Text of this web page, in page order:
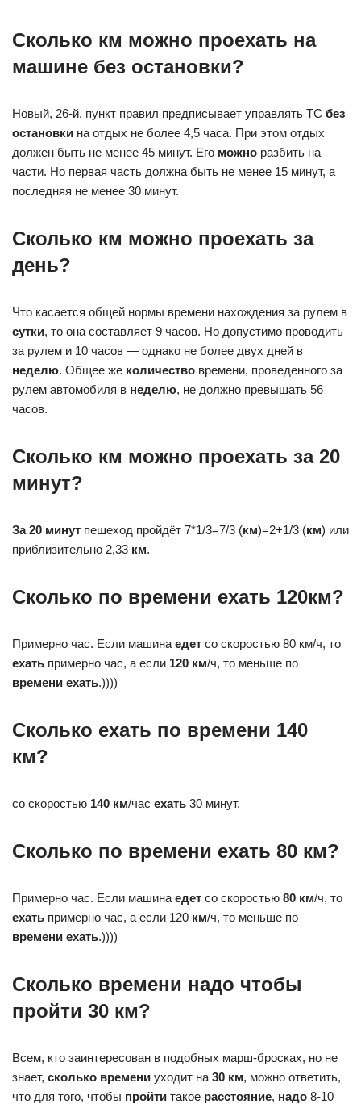
Сколько км можно проехать на
машине без остановки?
Новый, 26-й, пункт правил предписывает управлять ТС без
остановки на отдых не более 4,5 часа. При этом отдых
должен быть не менее 45 минут. Его можно разбить на
части. Но первая часть должна быть не менее 15 минут, а
последняя не менее 30 минут.
Сколько км можно проехать за
день?
Что касается общей нормы времени нахождения за рулем в
сутки, то она составляет 9 часов. Но допустимо проводить
за рулем и 10 часов — однако не более двух дней в
неделю. Общее же количество времени, проведенного за
рулем автомобиля в неделю, не должно превышать 56
часов.
Сколько км можно проехать за 20
минут?
За 20 минут пешеход пройдёт 7*1/3=7/3 (км)=2+1/3 (км) или
приблизительно 2,33 км.
Сколько по времени ехать 120км?
Примерно час. Если машина едет со скоростью 80 км/ч, то
ехать примерно час, а если 120 км/ч, то меньше по
времени ехать.))))
Сколько ехать по времени 140
км?
со скоростью 140 км/час ехать 30 минут.
Сколько по времени ехать 80 км?
Примерно час. Если машина едет со скоростью 80 км/ч, то
ехать примерно час, а если 120 км/ч, то меньше по
времени ехать.))))
Сколько времени надо чтобы
пройти 30 км?
Всем, кто заинтересован в подобных марш-бросках, но не
знает, сколько времени уходит на 30 км, можно ответить,
что для того, чтобы пройти такое расстояние, надо 8-10